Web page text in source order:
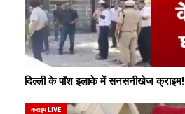
दिल्ली के पॉश इलाके में सनसनीखेज क्राइम!
क्राइम LIVE